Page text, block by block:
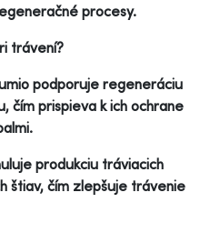
procesy.
trávení?
podporuje regeneráciu
čím prispieva k ich ochrane
produkciu tráviacich
štiav, čím zlepšuje trávenie